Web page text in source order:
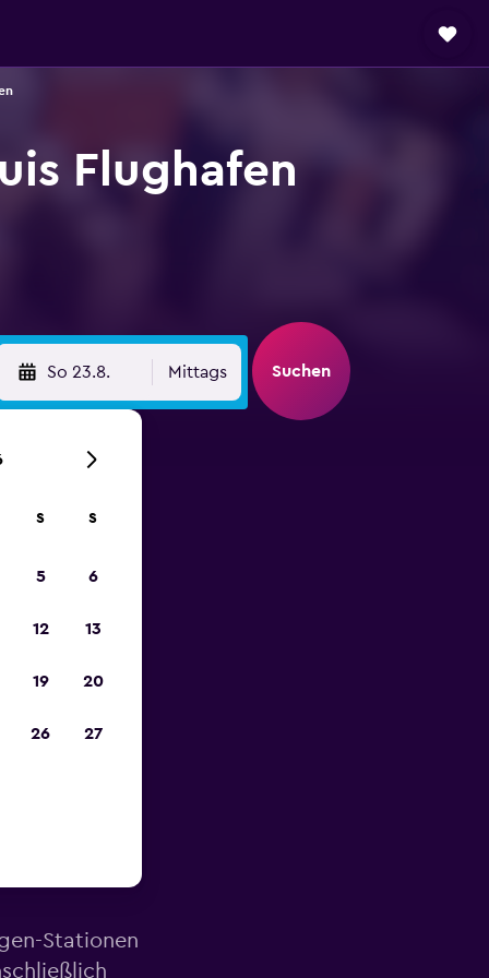
Flughafen
So 23.8. Mittags Suchen
Stationen
S S
5 6
12 13
19 20
26 27